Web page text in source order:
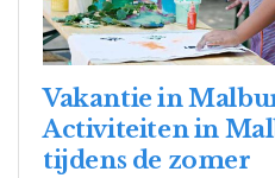
Vakantie in
Activiteiten in
tijdens de zomer